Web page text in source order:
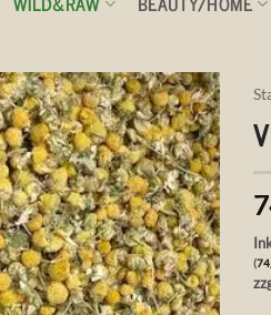
Auf die
Wunschliste
(